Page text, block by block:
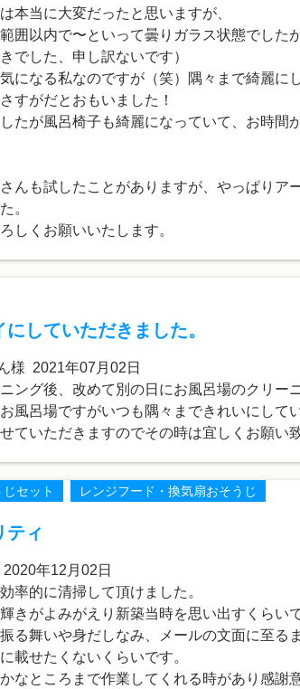
本当に大変だったと思いますが、
囲以内で〜といって曇りガラス状態でし
でした、申し訳ないです）
になる私なのですが（笑）隅々まで綺麗に
すがだとおもいました！
たが風呂椅子も綺麗になっていて、お時間
んも試したことがありますが、やっぱりア
。
しくお願いいたします。
していただきました。
様 2021年07月02日
ング後、改めて別の日にお風呂場のクリ
風呂場ですがいつも隅々まできれいにし
ていただきますのでその時は宜しくお願い
セット レンジフード・換気扇おそうじ
ティ
年12月02日
率的に清掃して頂けました。
きがよみがえり新築当時を思い出すくらいで
る舞いや身だしなみ、メールの文面に至
載せたくないくらいです。
なところまで作業してくれる時があり感謝